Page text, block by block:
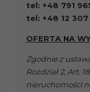
tel: +48 791
tel: +48 12 307
OFERTA NA
Zgodnie z
Rozdział 2, Art.
nieruchomości